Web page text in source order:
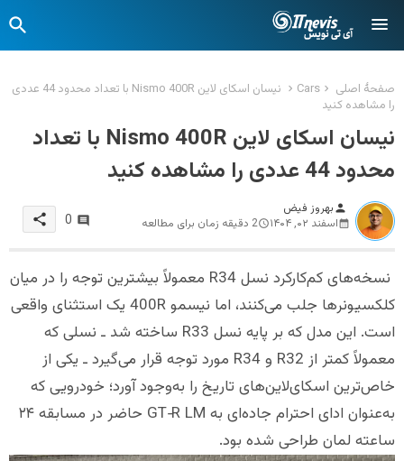
صفحهٔ اصلی Cars
نیسان اسکای لاین Nismo 400R با تعداد محدود 44 عددی
را مشاهده کنید
نیسان اسکای لاین Nismo 400R با تعداد
محدود 44 عددی را مشاهده کنید
person بهروز فیض
اسفند ۰۲, ۱۴۰۴
2 دقیقه زمان برای مطالعه 0
share
نسخه‌های کم‌کارکرد نسل R34 معمولاً بیشترین توجه را در میان
کلکسیونرها جلب می‌کنند، اما نیسمو 400R یک استثنای واقعی
است. این مدل که بر پایه نسل R33 ساخته شد ـ نسلی که
معمولاً کمتر از R32 و R34 مورد توجه قرار می‌گیرد ـ یکی از
خاص‌ترین اسکای‌لاین‌های تاریخ را به‌وجود آورد؛ خودرویی که
به‌عنوان ادای احترام جاده‌ای به GT‑R LM حاضر در مسابقه ۲۴
ساعته لمان طراحی شده بود.